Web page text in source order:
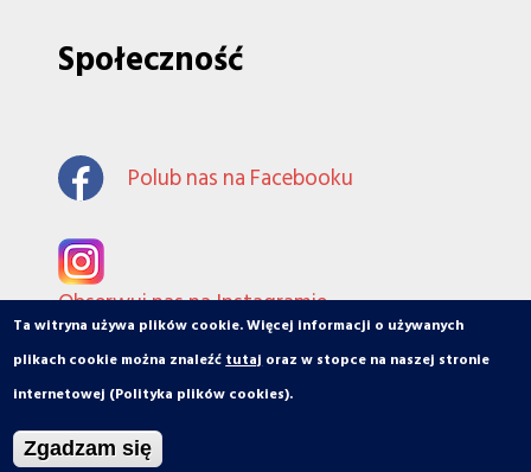
Ta witryna używa plików cookie. Więcej informacji o używanych
plikach cookie można znaleźćtutajoraz w stopce na naszej stronie
internetowej (Polityka plików cookies).
Zgadzam się
Społeczność
Polub nas na Facebooku
Obserwuj nas na Instagramie
© orbiToruń.pl - Miasto, ludzie, organizacje
Projekt i wykonanie: